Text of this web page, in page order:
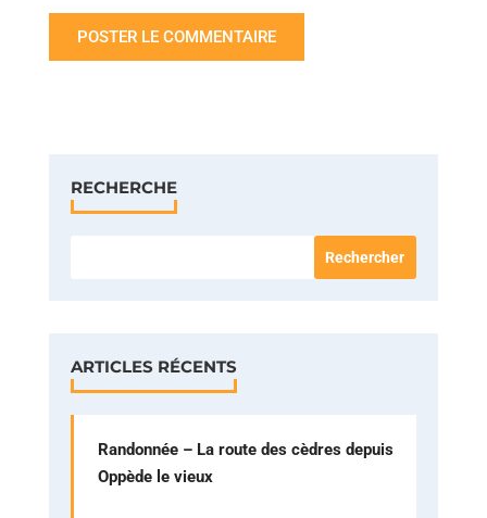
RECHERCHE
ARTICLES RÉCENTS
Randonnée – La route des cèdres depuis
Oppède le vieux